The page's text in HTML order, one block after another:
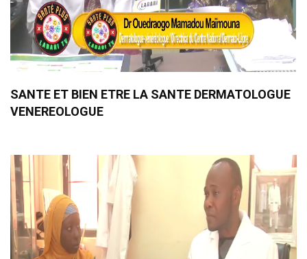
SANTE ET BIEN ETRE LA SANTE DERMATOLOGUE
VENEREOLOGUE